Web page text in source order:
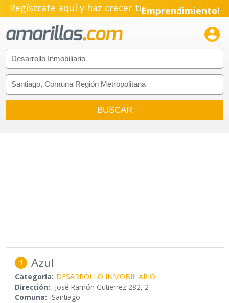
Regístrate aquí y haz crecer tuEmprendimiento!

1 Azul
Categoría: DESARROLLO INMOBILIARIO
Dirección: José Ramón Gutierrez 282, 2
Comuna: Santiago